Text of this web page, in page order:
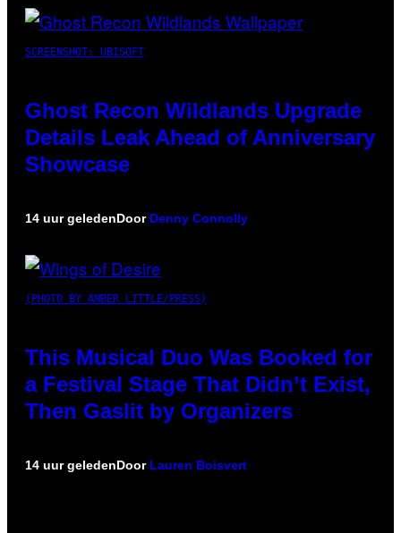
SCREENSHOT: UBISOFT
Ghost Recon Wildlands Upgrade
Details Leak Ahead of Anniversary
Showcase
14 uur geledenDoor Denny Connolly
(PHOTO BY AMBER LITTLE/PRESS)
This Musical Duo Was Booked for
a Festival Stage That Didn’t Exist,
Then Gaslit by Organizers
14 uur geledenDoor Lauren Boisvert